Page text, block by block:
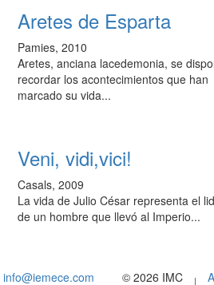
Aretes de Esparta
Pamies, 2010
Aretes, anciana lacedemonia, se
recordar los acontecimientos que han
marcado su vida...
Veni, vidi,vici!
Casals, 2009
La vida de Julio César representa el
de un hombre que llevó al Imperio...
info@iemece.com © 2026 IMC |